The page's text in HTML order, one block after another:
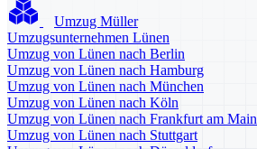
Umzug Müller
Umzugsunternehmen Lünen
Umzug von Lünen nach Berlin
Umzug von Lünen nach Hamburg
Umzug von Lünen nach München
Umzug von Lünen nach Köln
Umzug von Lünen nach Frankfurt am Main
Umzug von Lünen nach Stuttgart